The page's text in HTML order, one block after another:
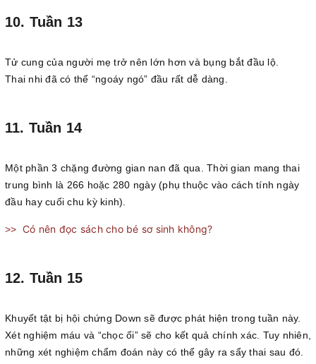
10. Tuần 13
Tử cung của người mẹ trở nên lớn hơn và bụng bắt đầu lộ.
Thai nhi đã có thể “ngoáy ngó” đầu rất dễ dàng.
11. Tuần 14
Một phần 3 chặng đường gian nan đã qua. Thời gian mang thai
trung bình là 266 hoặc 280 ngày (phụ thuộc vào cách tính ngày
đầu hay cuối chu kỳ kinh).
>> Có nên đọc sách cho bé sơ sinh không?
12. Tuần 15
Khuyết tật bị hội chứng Down sẽ được phát hiện trong tuần này.
Xét nghiệm máu và “chọc ối” sẽ cho kết quả chính xác. Tuy nhiên,
những xét nghiệm chẩm đoán này có thể gây ra sẩy thai sau đó.